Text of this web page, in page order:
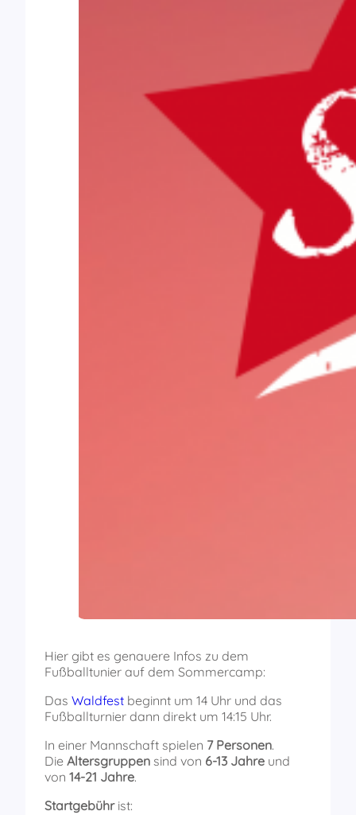
Hier gibt es genauere Infos zu dem
Fußballtunier auf dem Sommercamp:
Das Waldfest beginnt um 14 Uhr und das
Fußballturnier dann direkt um 14:15 Uhr.
In einer Mannschaft spielen 7 Personen.
Die Altersgruppen sind von 6-13 Jahre und
von 14-21 Jahre.
Startgebührist: